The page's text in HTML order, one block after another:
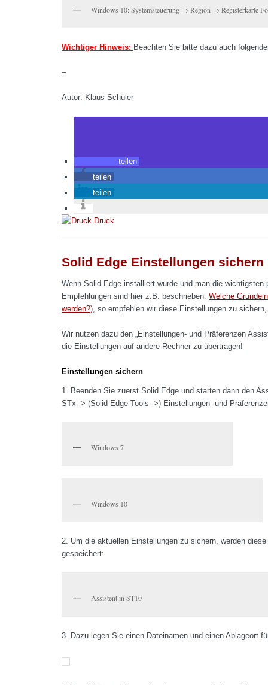
Windows 10: Systemsteuerung → Region → Registerkarte
Wichtiger Hinweis: Beachten Sie bitte dazu auch
–
Autor: Klaus Schüler
teilen
teilen
teilen
Druck
Solid Edge Einstellungen
Wenn Solid Edge installiert wurde und man die
Empfehlungen sind hier z.B. beschrieben:Welche
werden?), so empfehlen wir diese Einstellungen zu
Wir nutzen dazu den „Einstellungen- und Präferenzen
die Einstellungen auf andere Rechner zu übertragen!
Einstellungen sichern
1. Beenden Sie zuerst Solid Edge und starten dann den
STx -> (Solid Edge Tools ->) Einstellungen- und
Windows 7
Windows 10
2. Um die aktuellen Einstellungen zu sichern, werden
gespeichert:
Assistent in ST10
3. Dazu legen Sie einen Dateinamen und einen Ablageort